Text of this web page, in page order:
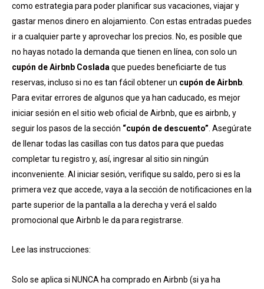
como estrategia para poder planificar sus vacaciones, viajar y
gastar menos dinero en alojamiento. Con estas entradas puedes
ir a cualquier parte y aprovechar los precios. No, es posible que
no hayas notado la demanda que tienen en línea, con solo un
cupón de Airbnb Coslada que puedes beneficiarte de tus
reservas, incluso si no es tan fácil obtener un cupón de Airbnb
Para evitar errores de algunos que ya han caducado, es mejor
iniciar sesión en el sitio web oficial de Airbnb, que es airbnb, y
seguir los pasos de la sección “cupón de descuento” . Asegúrate
de llenar todas las casillas con tus datos para que puedas
completar tu registro y, así, ingresar al sitio sin ningún
inconveniente. Al iniciar sesión, verifique su saldo, pero si es la
primera vez que accede, vaya a la sección de notificaciones en la
parte superior de la pantalla a la derecha y verá el saldo
promocional que Airbnb le da para registrarse.
Lee las instrucciones:
Solo se aplica si NUNCA ha comprado en Airbnb (si ya ha